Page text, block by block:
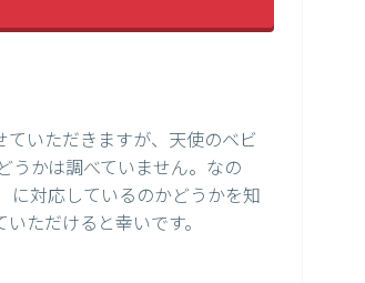
いただきますが、天使のベビ
うかは調べていません。なの
に対応しているのかどうかを知
ただけると幸いです。